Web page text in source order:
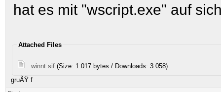
hat es mit "wscript.exe" auf
Attached Files
winnt.sif(Size: 1 017 bytes / Downloads: 3 058)
gruÃŸ f